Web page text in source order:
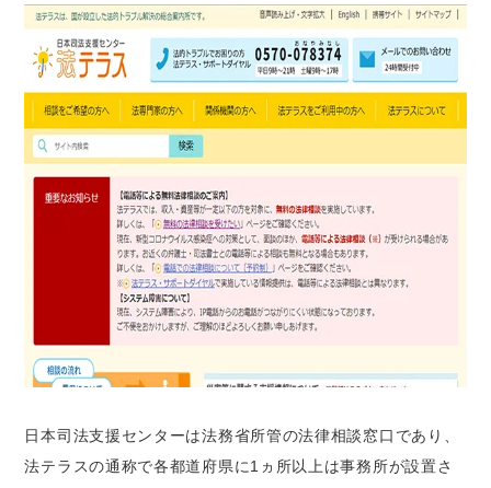
日本司法支援センターは法務省所管の法律相談窓口であり、
法テラスの通称で各都道府県に1ヵ所以上は事務所が設置さ